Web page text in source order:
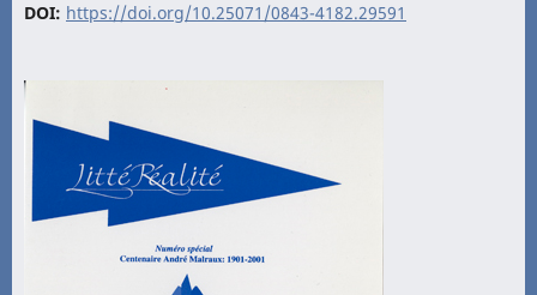
DOI: https://doi.org/10.25071/0843-4182.29591